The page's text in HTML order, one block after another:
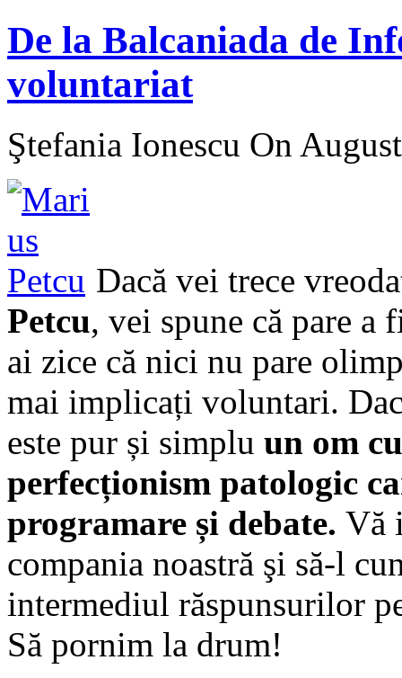
De la Balcaniada de
voluntariat
Ştefania Ionescu On
Dacă vei trece
Petcu, vei spune că pare
ai zice că nici nu pare
mai implicați voluntari.
este pur și simplu un om
perfecționism patologic
programare și debate. Vă
compania noastră şi să-l
intermediul răspunsurilor
Să pornim la drum!